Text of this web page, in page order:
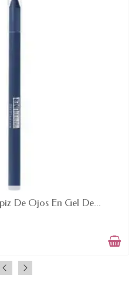
De Ojos En Gel De...